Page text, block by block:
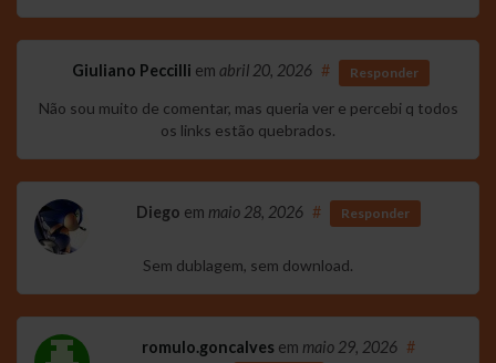
Giuliano Peccilli em abril 20, 2026 # Responder
Não sou muito de comentar, mas queria ver e percebi q todos
os links estão quebrados.
Diego em maio 28, 2026 # Responder
Sem dublagem, sem download.
romulo.goncalves em maio 29, 2026 #